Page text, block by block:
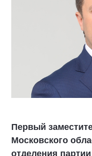
Первый
Московского
отделения